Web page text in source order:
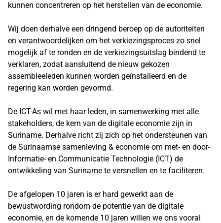
kunnen concentreren op het herstellen van de economie.
Wij doen derhalve een dringend beroep op de autoriteiten
en verantwoordelijken om het verkiezingsproces zo snel
mogelijk af te ronden en de verkiezingsuitslag bindend te
verklaren, zodat aansluitend de nieuw gekozen
assembleeleden kunnen worden geïnstalleerd en de
regering kan worden gevormd.
De ICT-As wil met haar leden, in samenwerking met alle
stakeholders, de kern van de digitale economie zijn in
Suriname. Derhalve richt zij zich op het ondersteunen van
de Surinaamse samenleving & economie om met- en door-
Informatie- en Communicatie Technologie (ICT) de
ontwikkeling van Suriname te versnellen en te faciliteren.
De afgelopen 10 jaren is er hard gewerkt aan de
bewustwording rondom de potentie van de digitale
economie, en de komende 10 jaren willen we ons vooral